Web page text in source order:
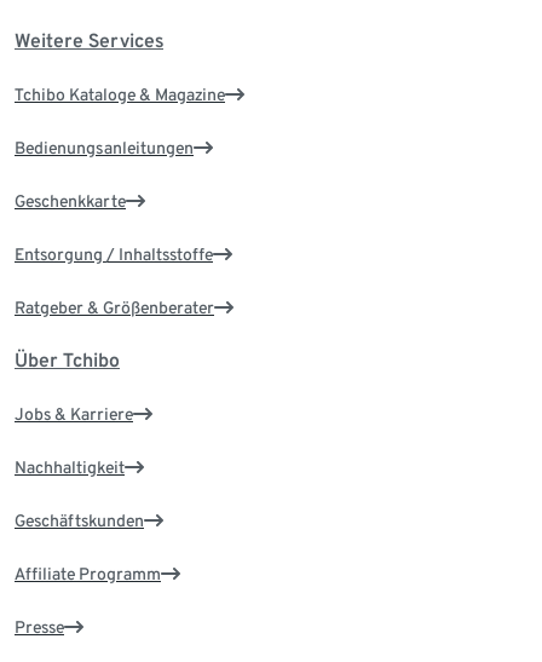
Weitere Services
Tchibo Kataloge & Magazine
Bedienungsanleitungen
Geschenkkarte
Entsorgung / Inhaltsstoffe
Ratgeber & Größenberater
Über Tchibo
Jobs & Karriere
Nachhaltigkeit
Geschäftskunden
Affiliate Programm
Presse